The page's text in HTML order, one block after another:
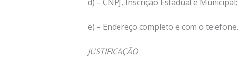
d) – CNPJ, Inscrição Estadual e Municipal;
e) – Endereço completo e com o telefone.
JUSTIFICAÇÃO